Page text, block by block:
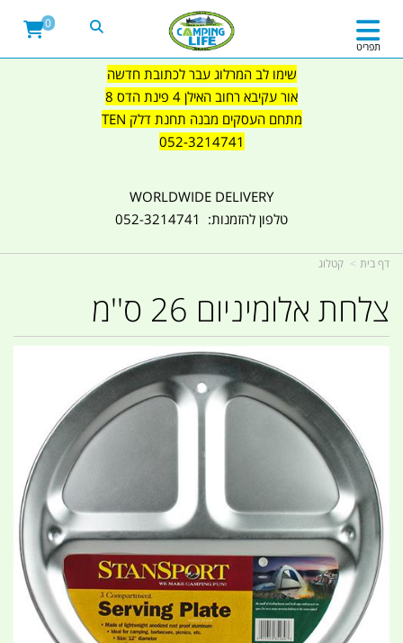
שימו לב המרלוג עבר לכתובת חדשה
אור עקיבא רחוב האילן 4 פינת הדס 8
מתחם העסקים מבנה תחנת דלק TEN
052-3214741
WORLDWIDE DELIVERY
טלפון להזמנות: 052-3214741
תפריט
0
דף בית קטלוג
צלחת אלומיניום 26 ס''מ